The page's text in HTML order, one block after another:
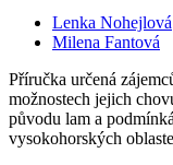
Lenka Nohejlová
Milena Fantová
Příručka určená
možnostech jejich
původu lam a
vysokohorských